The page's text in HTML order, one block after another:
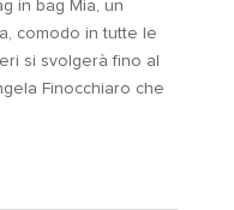
in bag Mia, un
comodo in tutte le
si svolgerà fino al
Finocchiaro che